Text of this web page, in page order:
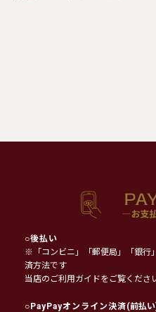
○後払い
※「コンビニ」「郵便局」「銀行
済方法です
当店のご利用ガイドをご覧くだ
○PayPayオンライン決済(前払